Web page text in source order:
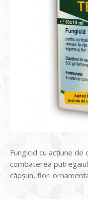
Fungicid cu acţiune
combaterea
căpşun, flori